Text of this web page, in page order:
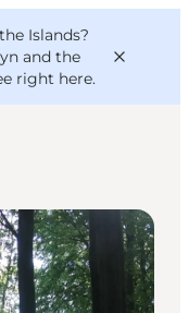
Islands?
and the
right here.